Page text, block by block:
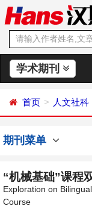
学术期刊
首页 人文社科
期刊菜单
“机械基础”课程
Exploration on
Course